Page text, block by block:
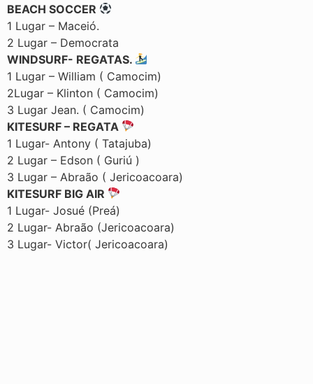
BEACH SOCCER
1 Lugar – Maceió.
2 Lugar – Democrata
WINDSURF- REGATAS.
1 Lugar – William ( Camocim)
2Lugar – Klinton ( Camocim)
3 Lugar Jean. ( Camocim)
KITESURF – REGATA
1 Lugar- Antony ( Tatajuba)
2 Lugar – Edson ( Guriú )
3 Lugar – Abraão ( Jericoacoara)
KITESURF BIG AIR
1 Lugar- Josué (Preá)
2 Lugar- Abraão (Jericoacoara)
3 Lugar- Victor( Jericoacoara)